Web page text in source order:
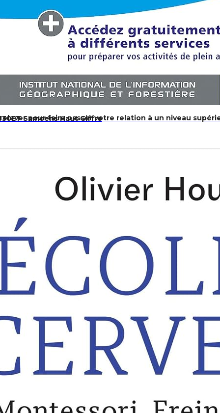
pour faire passer votre relation à un niveau
Samoens Haut Giffre